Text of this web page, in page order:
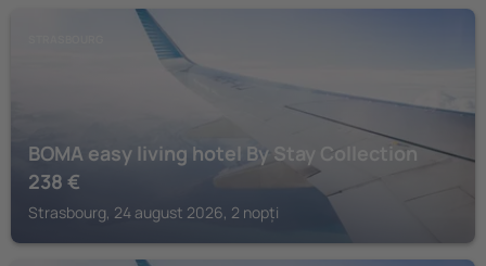
BOMA easy living hotel By Stay Collection
238 €
Strasbourg, 24 august 2026, 2 nopți